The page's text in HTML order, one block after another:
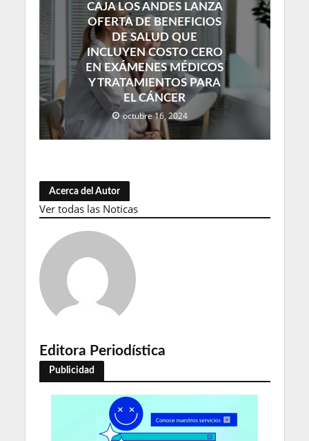
CAJA LOS ANDES LANZA
OFERTA DE BENEFICIOS
DE SALUD QUE
INCLUYEN COSTO CERO
EN EXÁMENES MÉDICOS
Y TRATAMIENTOS PARA
EL CÁNCER
octubre 16, 2024
Acerca del Autor
Ver todas las Noticas
Editora Periodística
Publicidad